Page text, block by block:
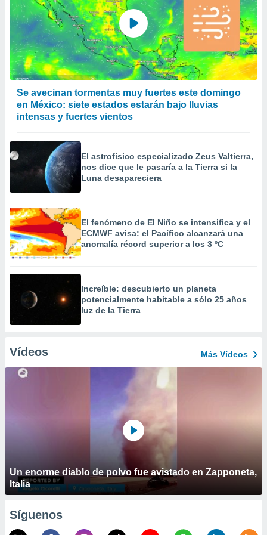
Se avecinan tormentas muy fuertes este domingo
en México: siete estados estarán bajo lluvias
intensas y fuertes vientos
El astrofísico especializado Zeus Valtierra,
nos dice que le pasaría a la Tierra si la
Luna desapareciera
El fenómeno de El Niño se intensifica y el
ECMWF avisa: el Pacífico alcanzará una
anomalía récord superior a los 3 ºC
Increíble: descubierto un planeta
potencialmente habitable a sólo 25 años
luz de la Tierra
Vídeos Más Vídeos
Un enorme diablo de polvo fue avistado en Zapponeta,
Italia
Síguenos